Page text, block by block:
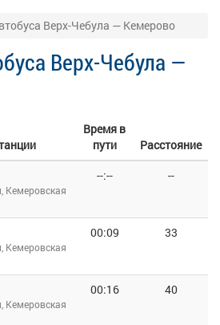
Верх-Чебула — Кемерово
Верх-Чебула —
Время в
пути
Расстояние
Кемеровская
--:-- --
Кемеровская
00:09 33
Кемеровская
00:16 40